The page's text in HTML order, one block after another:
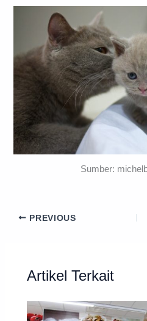
Sumber:
PREVIOUS
Artikel Terkait